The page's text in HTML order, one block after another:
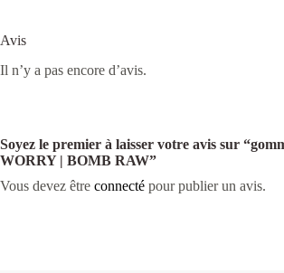
Avis
Il n’y a pas encore d’avis.
Soyez le premier à laisser votre avis sur
WORRY | BOMB RAW”
Vous devez être connecté pour publier un avis.